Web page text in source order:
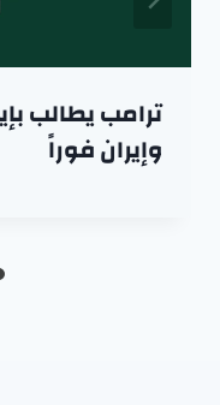
ترامب يطالب
وإيران فوراً